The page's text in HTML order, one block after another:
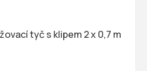
tyč s klipem 2 x 0,7 m